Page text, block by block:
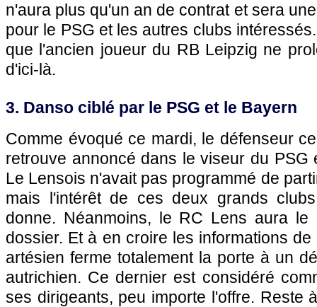
n'aura plus qu'un an de contrat et sera
pour le PSG et les autres clubs
que l'ancien joueur du RB Leipzig ne
d'ici-là.
3. Danso ciblé par le PSG et le Bayern
Comme évoqué ce mardi, le défenseur
retrouve annoncé dans le viseur du PSG
Le Lensois n'avait pas programmé de
mais l'intérêt de ces deux grands
donne. Néanmoins, le RC Lens aura
dossier. Et à en croire les informations
artésien ferme totalement la porte à un
autrichien. Ce dernier est considéré
ses dirigeants, peu importe l'offre. Reste